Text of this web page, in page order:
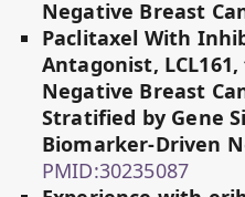
Negative Breast
Paclitaxel With
Antagonist,
Negative Breast
Stratified by Gene
Biomarker-Driven
PMID:30235087